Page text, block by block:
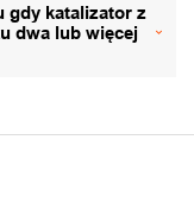
gdy katalizator z
dwa lub więcej